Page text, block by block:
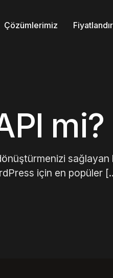
Çözümlerimiz
mi?
sağlayan
için en popüler